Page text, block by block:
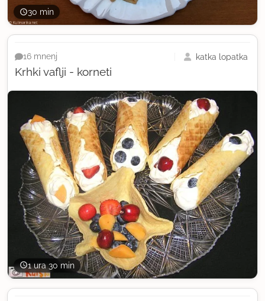
30 min
1 ura 30 min
Krhki vaflji - korneti
16 mnenj katka lopatka